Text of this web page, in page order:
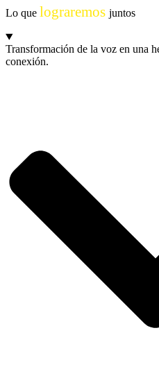
Lo que lograremos juntos
Transformación de la voz en una
conexión.